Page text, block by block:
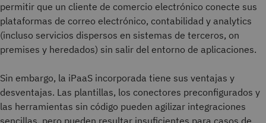
permitir que un cliente de comercio electrónico conecte sus
plataformas de correo electrónico, contabilidad y analytics
(incluso servicios dispersos en sistemas de terceros, on
premises y heredados) sin salir del entorno de aplicaciones.
Sin embargo, la iPaaS incorporada tiene sus ventajas y
desventajas. Las plantillas, los conectores preconfigurados y
las herramientas sin código pueden agilizar integraciones
sencillas, pero pueden resultar insuficientes para casos de